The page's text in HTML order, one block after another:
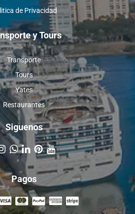
de Privacidad
y Tours
Transporte
Tours
Yates
Restaurantes
Siguenos
Pagos